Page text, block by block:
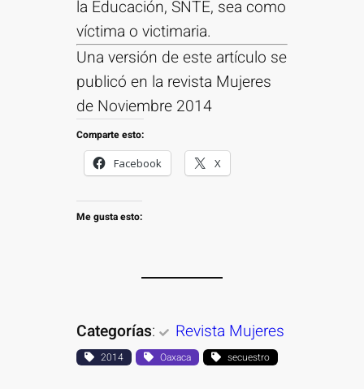
la Educación, SNTE, sea como
víctima o victimaria.
Una versión de este artículo se
publicó en la revista Mujeres
de Noviembre 2014
Comparte esto:
Facebook
X
Me gusta esto:
Categorías: Revista Mujeres
2014 Oaxaca secuestro